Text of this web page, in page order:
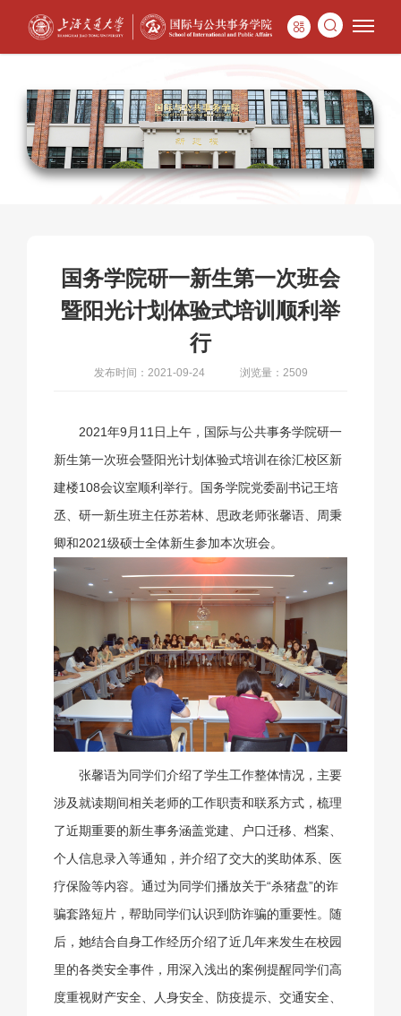
国务学院研一新生第一次班会
暨阳光计划体验式培训顺利举
行
发布时间：2021-09-24 浏览量：2509
2021年9月11日上午，国际与公共事务学院研一
新生第一次班会暨阳光计划体验式培训在徐汇校区新
建楼108会议室顺利举行。国务学院党委副书记王培
丞、研一新生班主任苏若林、思政老师张馨语、周秉
卿和2021级硕士全体新生参加本次班会。
张馨语为同学们介绍了学生工作整体情况，主要
涉及就读期间相关老师的工作职责和联系方式，梳理
了近期重要的新生事务涵盖党建、户口迁移、档案、
个人信息录入等通知，并介绍了交大的奖助体系、医
疗保险等内容。通过为同学们播放关于“杀猪盘”的诈
骗套路短片，帮助同学们认识到防诈骗的重要性。随
后，她结合自身工作经历介绍了近几年来发生在校园
里的各类安全事件，用深入浅出的案例提醒同学们高
度重视财产安全、人身安全、防疫提示、交通安全、